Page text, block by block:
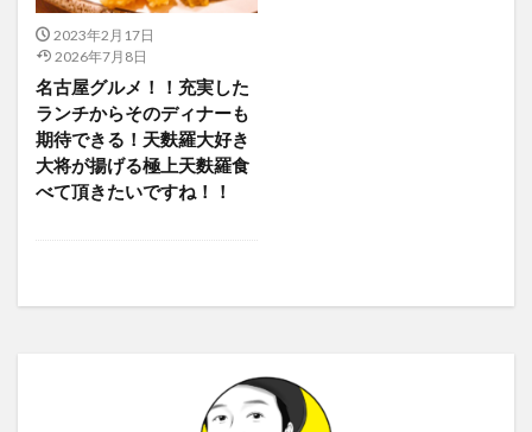
2023年2月17日
2026年7月8日
名古屋グルメ！！充実した
ランチからそのディナーも
期待できる！天麩羅大好き
大将が揚げる極上天麩羅食
べて頂きたいですね！！